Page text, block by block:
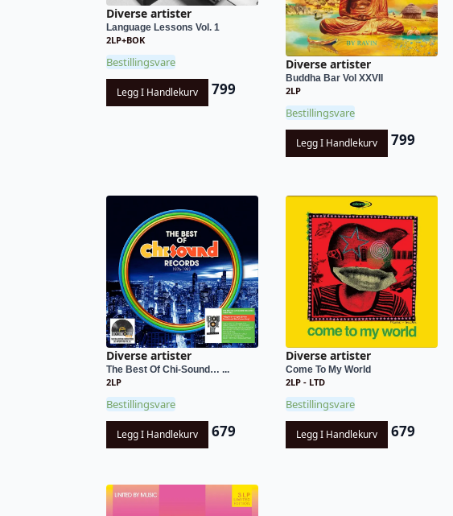
Diverse artister
Language Lessons Vol. 1
2LP+BOK
Bestillingsvare
Legg I Handlekurv 799
Diverse artister
Buddha Bar Vol XXVII
2LP
Bestillingsvare
Legg I Handlekurv 799
Diverse artister
The Best Of Chi-Sound… ...
2LP
Bestillingsvare
Legg I Handlekurv 679
Diverse artister
Come To My World
2LP - LTD
Bestillingsvare
Legg I Handlekurv 679